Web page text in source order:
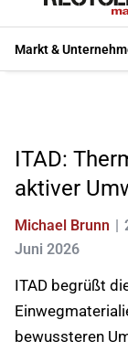
Markt &
ITAD:
aktiver
Michael Brunn
Juni 2026
ITAD begrüßt
bewussteren